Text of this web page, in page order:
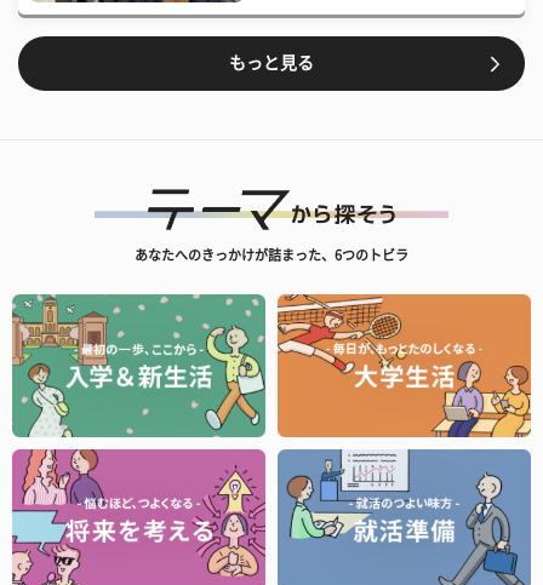
もっと見る
あなたへのきっかけが詰まった、6つのトビラ